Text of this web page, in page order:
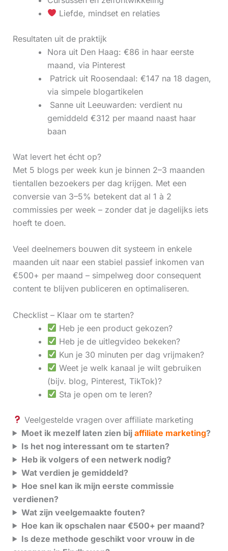
Liefde, mindset en relaties
Resultaten uit de praktijk
Nora uit Den Haag: €86 in haar eerste
maand, via Pinterest
‍ Patrick uit Roosendaal: €147 na 18 dagen,
via simpele blogartikelen
‍ Sanne uit Leeuwarden: verdient nu
gemiddeld €312 per maand naast haar
baan
Wat levert het écht op?
Met 5 blogs per week kun je binnen 2–3 maanden
tientallen bezoekers per dag krijgen. Met een
conversie van 3–5% betekent dat al 1 à 2
commissies per week – zonder dat je dagelijks iets
hoeft te doen.
Veel deelnemers bouwen dit systeem in enkele
maanden uit naar een stabiel passief inkomen van
€500+ per maand – simpelweg door consequent
content te blijven publiceren en optimaliseren.
Checklist – Klaar om te starten?
Heb je een product gekozen?
Heb je de uitlegvideo bekeken?
Kun je 30 minuten per dag vrijmaken?
Weet je welk kanaal je wilt gebruiken
(bijv. blog, Pinterest, TikTok)?
Sta je open om te leren?
Veelgestelde vragen over affiliate marketing
Moet ik mezelf laten zien bij affiliate marketing?
Is het nog interessant om te starten?
Heb ik volgers of een netwerk nodig?
Wat verdien je gemiddeld?
Hoe snel kan ik mijn eerste commissie
verdienen?
Wat zijn veelgemaakte fouten?
Hoe kan ik opschalen naar €500+ per maand?
Is deze methode geschikt voor vrouw in de